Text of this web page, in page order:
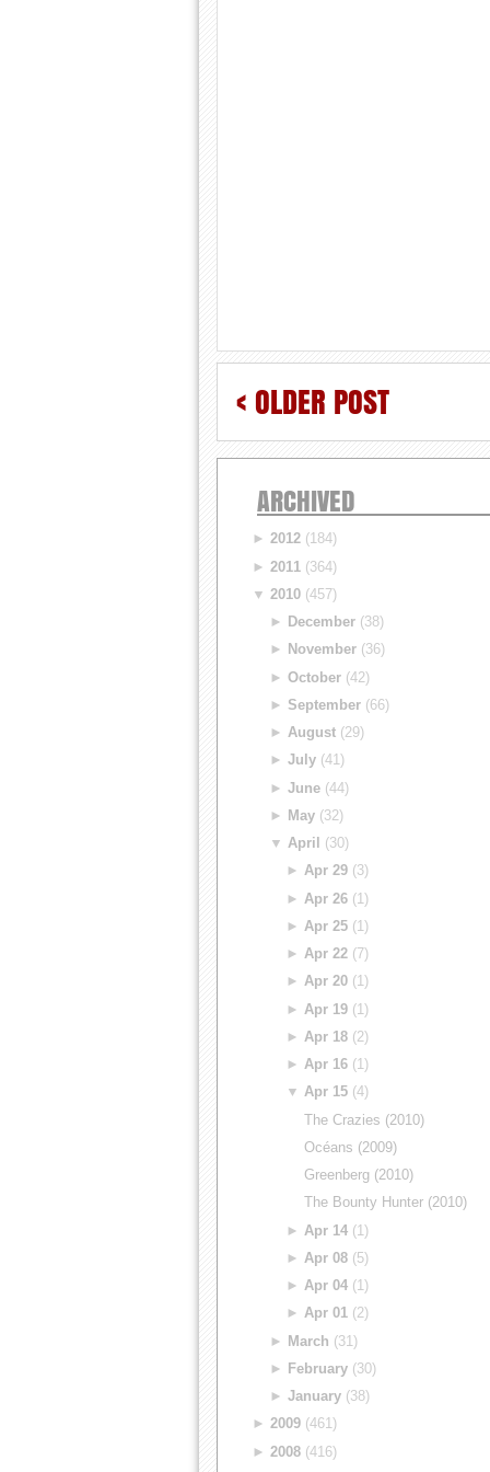
< OLDER POST
ARCHIVED
►2012 (184)
►2011 (364)
▼2010 (457)
►
December(38)
►
November(36)
► October(42)
► September(66)
► August(29)
► July(41)
► June(44)
►
May(32)
▼ April
(30)
►Apr 29 (3)
► Apr 26 (1)
► Apr 25 (1)
►Apr 22 (7)
►Apr 20 (1)
► Apr 19 (1)
► Apr 18 (2)
►Apr 16 (1)
▼Apr 15 (4)
The Crazies (2010)
Océans (2009)
Greenberg (2010)
The Bounty Hunter (2010)
► Apr 14 (1)
► Apr 08 (5)
►Apr 04 (1)
►Apr 01 (2)
► March (31)
►
February(30)
► January(38)
►2009 (461)
►2008 (416)